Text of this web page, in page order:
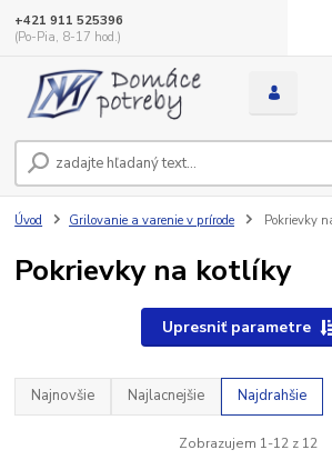
+421 911 525396
(Po-Pia, 8-17 hod.)
Úvod Grilovanie a varenie v prírode Pokrievky
Pokrievky na kotlíky
Upresniť parametre
Najnovšie Najlacnejšie Najdrahšie
Zobrazujem 1-12 z 12